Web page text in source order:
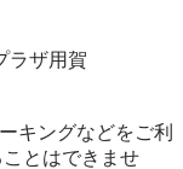
ラザ用賀
キングなどをご利
とはできませ